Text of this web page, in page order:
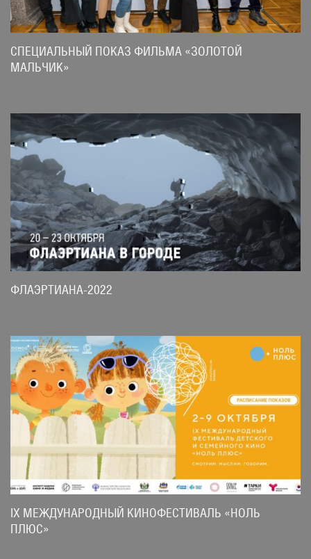
СПЕЦИАЛЬНЫЙ ПОКАЗ ФИЛЬМА «ЗОЛОТОЙ
МАЛЬЧИК»
ФЛАЭРТИАНА-2022
IX МЕЖДУНАРОДНЫЙ КИНОФЕСТИВАЛЬ «НОЛЬ
ПЛЮС»